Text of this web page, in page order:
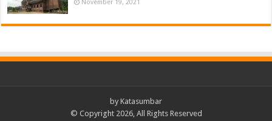
November 19, 2021
by Katasumbar
© Copyright 2026, All Rights Reserved